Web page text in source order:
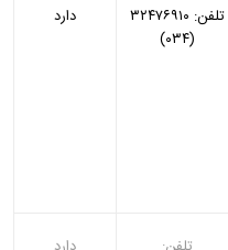
تلفن: ۳۲۴۷۶۹۱۰
(۰۳۴)
دارد